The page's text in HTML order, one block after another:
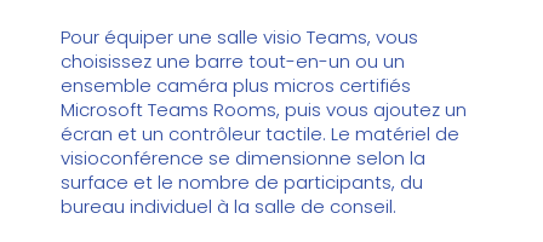
Pour équiper une salle visio Teams, vous
choisissez une barre tout-en-un ou un
ensemble caméra plus micros certifiés
Microsoft Teams Rooms, puis vous ajoutez un
écran et un contrôleur tactile. Le matériel de
visioconférence se dimensionne selon la
surface et le nombre de participants, du
bureau individuel à la salle de conseil.